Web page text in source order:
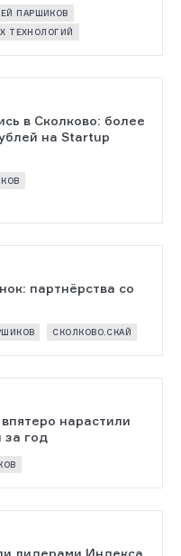
ПАРШИКОВ
ТЕХНОЛОГИЙ
в Сколково: более
на Startup
партнёрства со
СКОЛКОВО.СКАЙ
нарастили
за год
лидерами Индекса